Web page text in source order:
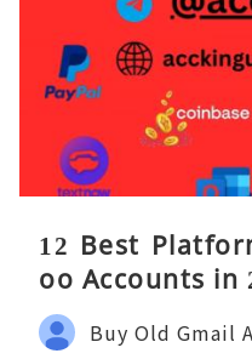
12 Best
oo Accounts in
Buy Old Gmail